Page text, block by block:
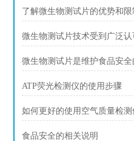
了解微生物测试片的优势和限
微生物测试片技术受到广泛认
微生物测试片是维护食品安
ATP荧光检测仪的使用步骤
如何更好的使用空气质量检测
食品安全的相关说明